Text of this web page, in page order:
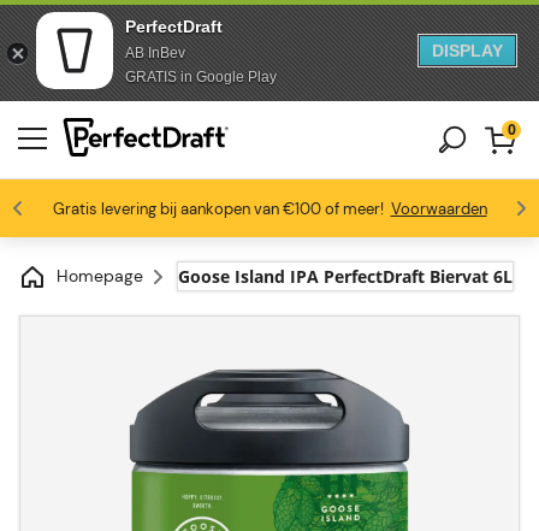
PerfectDraft
AB InBev
GRATIS in Google Play
DISPLAY
Doorgaan naar artikel
Ga naar voettekst
Gratis levering bij aankopen van €100 of meer! Voorwaarden
Profiteer van -10% vanaf 3 vaten
Bierliefhebbers zijn dol op ons 4.6/5
0
Homepage Goose Island IPA PerfectDraft Biervat 6L